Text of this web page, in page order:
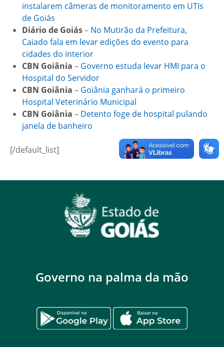
instalarem câmeras de monitoramento em UTIs
de Goiás
Diário de Goiás– No Mutirão da Prefeitura,
Caiado fala em levar edições do evento para
cidades do interior
CBN Goiânia – Governo estuda levar HMI para o
Hospital do Servidor
CBN Goiânia – Goiânia ganhará o primeiro
Hospital Veterinário Municipal
CBN Goiânia – Detento foge de hospital pulando
janela de banheiro
[/default_list]
Governo na palma da mão